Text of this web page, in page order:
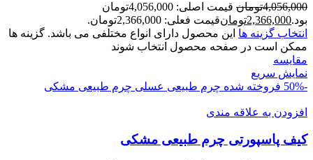
4,056,000تومان
قیمت اصلی: 4,056,000تومان
بود.2,366,000تومانقیمت فعلی: 2,366,000تومان.
انتخاب گزینه ها این محصول دارای انواع مختلفی می باشد. گزینه ها
ممکن است در صفحه محصول انتخاب شوند
مقايسه
نمایش سریع
-50%
فروخته شده چرم طبیعی عسلی چرم طبیعی مشکی
افزودن به علاقه مندی
کیف پاسپورتی چرم طبیعی مشکی